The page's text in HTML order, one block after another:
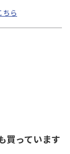
ちら
買っています